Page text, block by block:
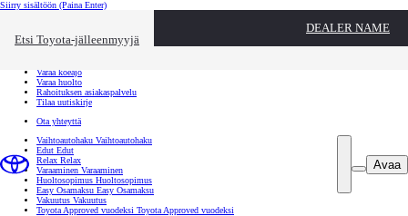
Siirry sisältöön (Paina Enter)
Etsi Toyota-jälleenmyyjä
DEALER NAME
Toyota palvelee Sulje
Varaa koeajo
Varaa huolto
Rahoituksen asiakaspalvelu
Tilaa uutiskirje
Ota yhteyttä
Avaa
Vaihtoautohaku Vaihtoautohaku
Edut Edut
Relax Relax
Varaaminen Varaaminen
Huoltosopimus Huoltosopimus
Easy Osamaksu Easy Osamaksu
Vakuutus Vakuutus
Toyota Approved vuodeksi Toyota Approved vuodeksi